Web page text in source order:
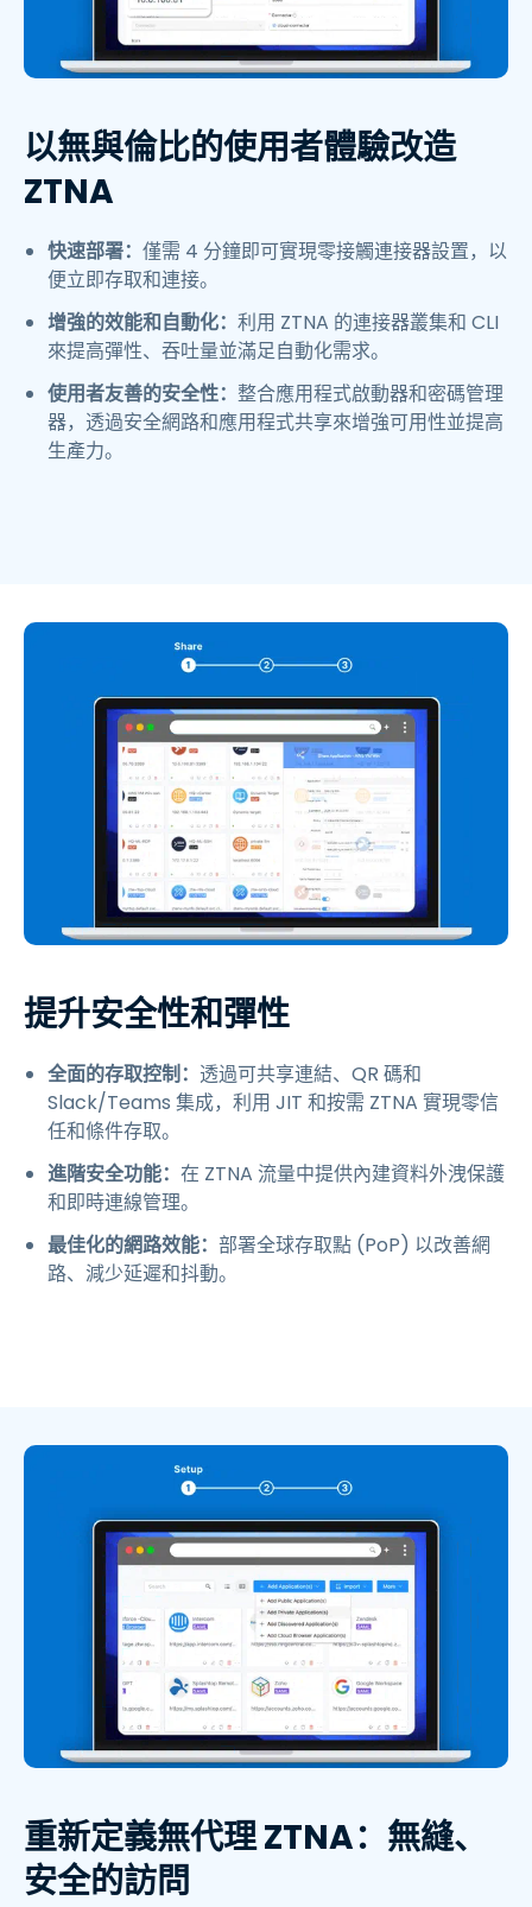
以無與倫比的使用者體驗改造
ZTNA
快速部署： 僅需 4 分鐘即可實現零接觸連接器設置，以
便立即存取和連接。
增強的效能和自動化： 利用 ZTNA 的連接器叢集和 CLI
來提高彈性、吞吐量並滿足自動化需求。
使用者友善的安全性： 整合應用程式啟動器和密碼管理
器，透過安全網路和應用程式共享來增強可用性並提高
生產力。
提升安全性和彈性
全面的存取控制： 透過可共享連結、QR 碼和
Slack/Teams 集成，利用 JIT 和按需 ZTNA 實現零信
任和條件存取。
進階安全功能： 在 ZTNA 流量中提供內建資料外洩保護
和即時連線管理。
最佳化的網路效能： 部署全球存取點 (PoP) 以改善網
路、減少延遲和抖動。
重新定義無代理 ZTNA：無縫、
安全的訪問